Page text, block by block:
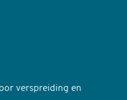
verspreiding en